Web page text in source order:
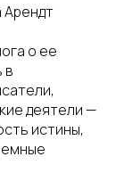
Арендт
о ее
в
деятели —
истины,